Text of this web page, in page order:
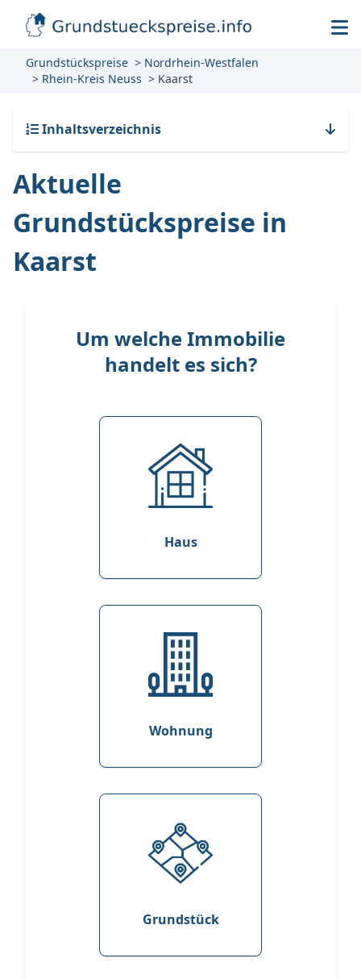
Grundstückspreise
Nordrhein-Westfalen
Rhein-Kreis Neuss
Kaarst
Inhaltsverzeichnis
Aktuelle
Grundstückspreise in
Kaarst
Um welche Immobilie
handelt es sich?
Haus
Wohnung
Grundstück